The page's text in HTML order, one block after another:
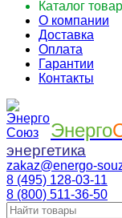
Каталог
О компании
Доставка
Оплата
Гарантии
Контакты
Энерго
энергетика
zakaz@energo-
8 (495) 128-03-11
8 (800) 511-36-50